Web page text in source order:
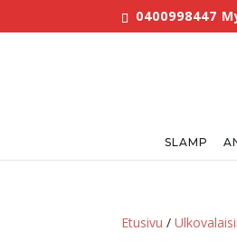
0400998447
SLAMP
Etusivu /